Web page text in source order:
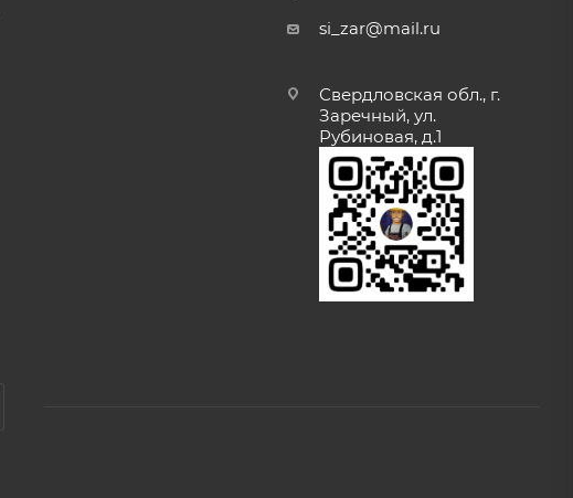
si_zar@mail.ru
Свердловская обл., г.
Заречный, ул.
Рубиновая, д.1